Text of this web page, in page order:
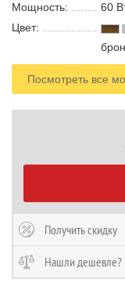
Мощность:
60 В
Цвет:
Посмотреть все
Получить скидку
Нашли дешевле?